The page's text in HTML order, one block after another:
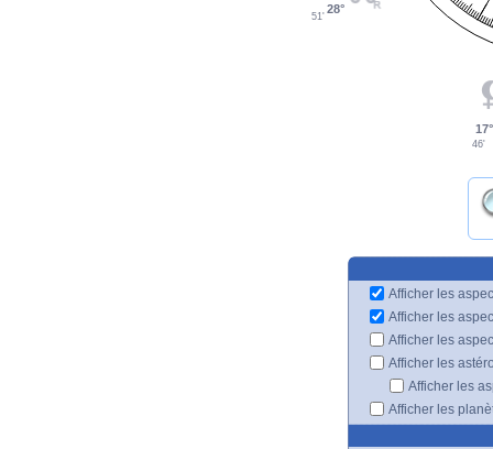
28°
51'
17°
46'
Afficher les
Afficher les
Afficher les
Afficher les
Afficher les
Afficher les